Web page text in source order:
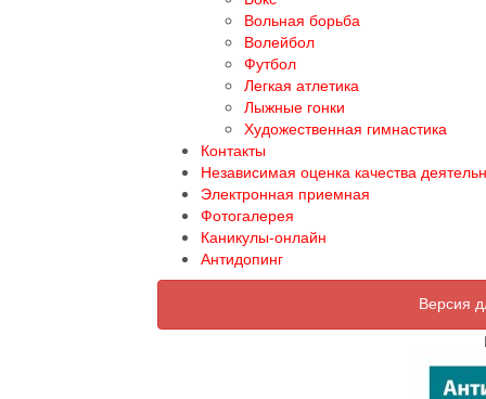
Вольная борьба
Волейбол
Футбол
Легкая атлетика
Лыжные гонки
Художественная гимнастика
Контакты
Независимая оценка качества
Электронная приемная
Фотогалерея
Каникулы-онлайн
Антидопинг
Версия